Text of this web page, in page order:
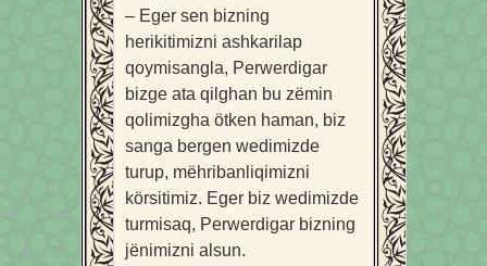
– Eger sen bizning
herikitimizni ashkarilap
qoymisangla, Perwerdigar
bizge ata qilghan bu zëmin
qolimizgha ötken haman, biz
sanga bergen wedimizde
turup, mëhribanliqimizni
körsitimiz. Eger biz wedimizde
turmisaq, Perwerdigar bizning
jënimizni alsun.